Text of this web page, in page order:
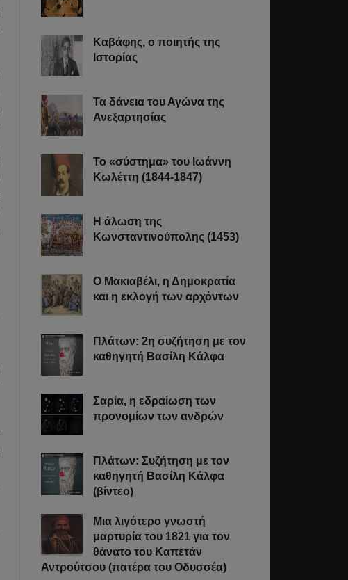
Καβάφης, ο ποιητής της
Ιστορίας
Τα δάνεια του Αγώνα της
Ανεξαρτησίας
Το «σύστημα» του Ιωάννη
Κωλέττη (1844-1847)
Η άλωση της
Κωνσταντινούπολης (1453)
Ο Μακιαβέλι, η Δημοκρατία
και η εκλογή των αρχόντων
Πλάτων: 2η συζήτηση με τον
καθηγητή Βασίλη Κάλφα
Σαρία, η εδραίωση των
προνομίων των ανδρών
Πλάτων: Συζήτηση με τον
καθηγητή Βασίλη Κάλφα
(βίντεο)
Μια λιγότερο γνωστή
μαρτυρία του 1821 για τον
θάνατο του Καπετάν
Αντρούτσου (πατέρα του Οδυσσέα)